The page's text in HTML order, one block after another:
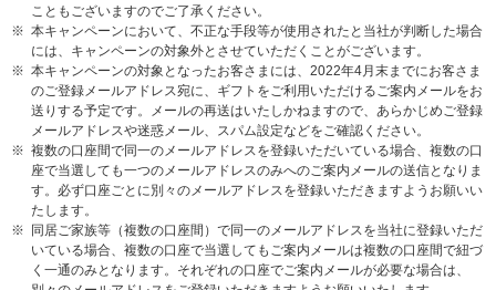
こともございますのでご了承ください。
※ 本キャンペーンにおいて、不正な手段等が使用されたと当社が判断した場合
には、キャンペーンの対象外とさせていただくことがございます。
※ 本キャンペーンの対象となったお客さまには、2022年4月末までにお客さま
のご登録メールアドレス宛に、ギフトをご利用いただけるご案内メールをお
送りする予定です。メールの再送はいたしかねますので、あらかじめご登録
メールアドレスや迷惑メール、スパム設定などをご確認ください。
※ 複数の口座間で同一のメールアドレスを登録いただいている場合、複数の口
座で当選しても一つのメールアドレスのみへのご案内メールの送信となりま
す。必ず口座ごとに別々のメールアドレスを登録いただきますようお願いい
たします。
※ 同居ご家族等（複数の口座間）で同一のメールアドレスを当社に登録いただ
いている場合、複数の口座で当選してもご案内メールは複数の口座間で紐づ
く一通のみとなります。それぞれの口座でご案内メールが必要な場合は、